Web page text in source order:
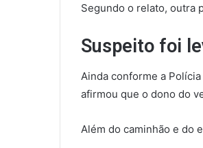
Segundo o relato, outra
Suspeito foi
Ainda conforme a
afirmou que o dono do
Além do caminhão e do